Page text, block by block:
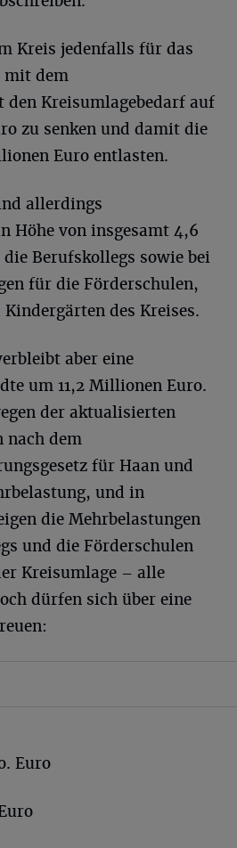
Kreis jedenfalls für das
mit dem
den Kreisumlagebedarf auf
zu senken und damit die
Euro entlasten.
allerdings
Höhe von insgesamt 4,6
Berufskollegs sowie bei
für die Förderschulen,
des Kreises.
aber eine
um 11,2 Millionen Euro.
der aktualisierten
nach dem
für Haan und
und in
die Mehrbelastungen
und die Förderschulen
Kreisumlage – alle
dürfen sich über eine
Euro